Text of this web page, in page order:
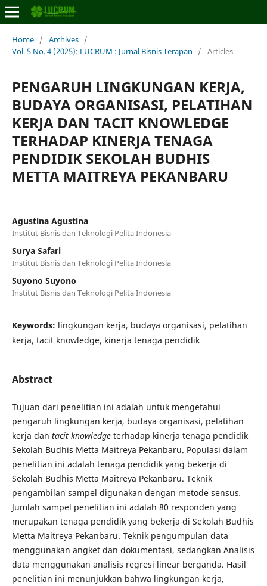
Home / Archives /
Vol. 5 No. 4 (2025): LUCRUM : Jurnal Bisnis Terapan
/ Articles
PENGARUH LINGKUNGAN KERJA,
BUDAYA ORGANISASI, PELATIHAN
KERJA DAN TACIT KNOWLEDGE
TERHADAP KINERJA TENAGA
PENDIDIK SEKOLAH BUDHIS
METTA MAITREYA PEKANBARU
Agustina Agustina
Institut Bisnis dan Teknologi Pelita Indonesia
Surya Safari
Institut Bisnis dan Teknologi Pelita Indonesia
Suyono Suyono
Institut Bisnis dan Teknologi Pelita Indonesia
Keywords: lingkungan kerja, budaya organisasi, pelatihan
kerja, tacit knowledge, kinerja tenaga pendidik
Abstract
Tujuan dari penelitian ini adalah untuk mengetahui
pengaruh lingkungan kerja, budaya organisasi, pelatihan
kerja dan tacit knowledgeterhadap kinerja tenaga pendidik
Sekolah Budhis Metta Maitreya Pekanbaru. Populasi dalam
penelitian ini adalah tenaga pendidik yang bekerja di
Sekolah Budhis Metta Maitreya Pekanbaru. Teknik
pengambilan sampel digunakan dengan metode sensus.
Jumlah sampel penelitian ini adalah 80 responden yang
merupakan tenaga pendidik yang bekerja di Sekolah Budhis
Metta Maitreya Pekanbaru. Teknik pengumpulan data
menggunakan angket dan dokumentasi, sedangkan Analisis
data menggunakan analisis regresi linear berganda. Hasil
penelitian ini menunjukkan bahwa lingkungan kerja,